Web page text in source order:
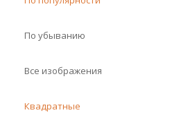
По убыванию
Все изображения
Квадратные